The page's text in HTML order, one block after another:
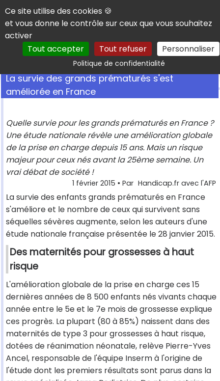
Panneau de gestion des cookies
Ce site utilise des cookies 🍪
et vous donne le contrôle sur ceux que vous souhaitez
activer
Tout accepter
Tout refuser Personnaliser
Politique de confidentialitéRechercher
La survie des grands prématurés s'est
améliorée en France
Quelle survie pour les grands prématurés en France ?
Une étude nationale révèle une amélioration globale
de la prise en charge depuis 15 ans. Mais un risque
majeur pour ceux nés avant la 25ème semaine. Un
vrai débat de société !
1 février 2015 • Par Handicap.fr avec l'AFP
La survie des enfants grands prématurés en France
s'améliore et le nombre de ceux qui survivent sans
séquelles sévères augmente, selon les auteurs d'une
étude nationale française présentée le 28 janvier 2015.
Des maternités pour grossesses à haut
risque
L'amélioration globale de la prise en charge ces 15
dernières années de 8 500 enfants nés vivants chaque
année entre le 5e et le 7e mois de grossesse explique
ces progrès. La plupart (80 à 85%) naissent dans des
maternités de type 3 pour grossesses à haut risque,
dotées de réanimation néonatale, relève Pierre-Yves
Ancel, responsable de l'équipe Inserm à l'origine de
l'étude dont les premiers résultats sont parus dans la